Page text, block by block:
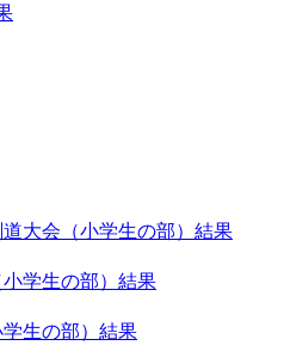
大会（小学生の部）結果
学生の部）結果
生の部）結果